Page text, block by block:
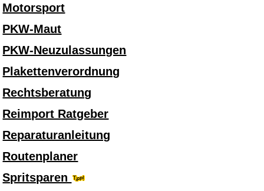
Motorsport
PKW-Maut
PKW-Neuzulassungen
Plakettenverordnung
Rechtsberatung
Reimport Ratgeber
Reparaturanleitung
Routenplaner
Spritsparen